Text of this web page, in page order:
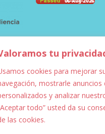
tu
cookies para mejorar
mostrarle anuncios
y analizar
todo” usted da su
las cookies.